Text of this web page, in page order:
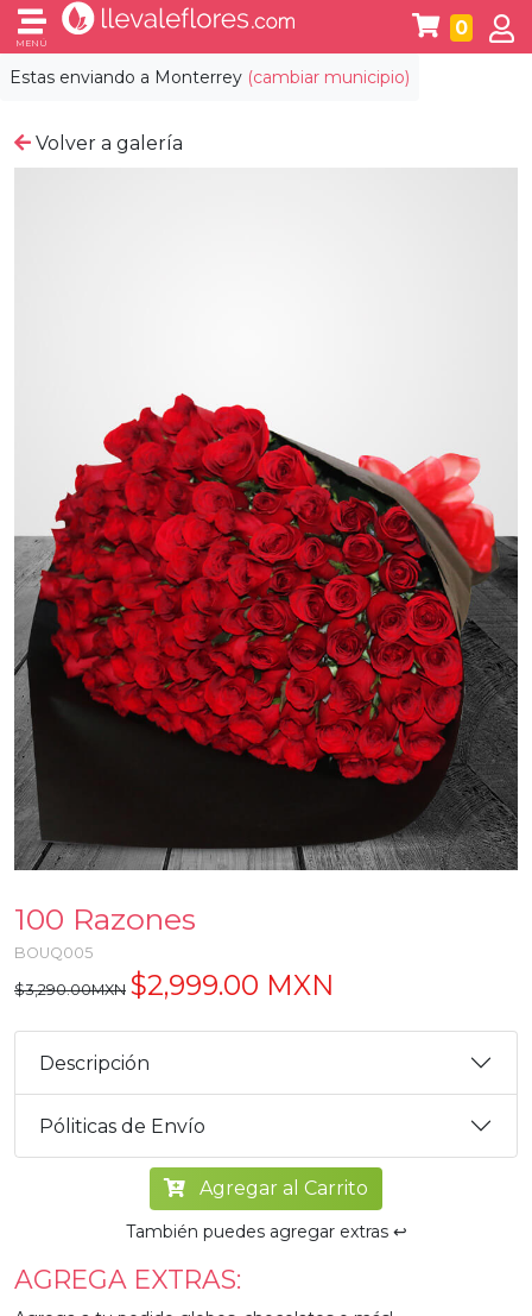
Estas enviando a Monterrey (cambiar municipio)
MENÚ
0
Volver a galería
100 Razones
BOUQ005
$3,290.00MXN $2,999.00 MXN
Descripción
Póliticas de Envío
Agregar al Carrito
También puedes agregar extras ↩️
AGREGA EXTRAS: